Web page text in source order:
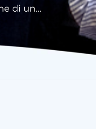
di un…